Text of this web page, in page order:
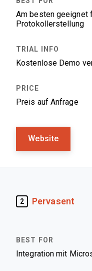
Am besten geeignet
Protokollerstellung
Kostenlose Demo
Preis auf Anfrage
Website
2 Pervasent
Integration mit